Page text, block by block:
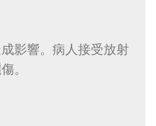
影響。病人接受放射
。